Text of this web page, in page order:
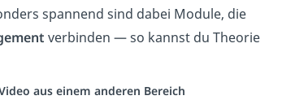
spannend sind dabei Module, die
verbinden — so kannst du Theorie
aus einem anderen Bereich